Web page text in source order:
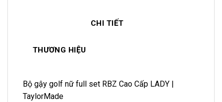
CHI TIẾT
THƯƠNG HIỆU
Bộ gậy golf nữ full set RBZ Cao Cấp LADY |
TaylorMade